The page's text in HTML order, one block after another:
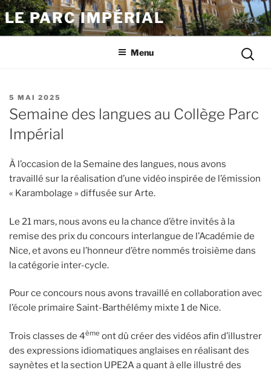
Aller
au
contenu
LE PARC IMPÉRIAL
Menu
pour
PUBLIÉ
LE
5 MAI 2025
Semaine des langues au Collège Parc
Impérial
À l’occasion de la Semaine des langues, nous avons
travaillé sur la réalisation d’une vidéo inspirée de l’émission
« Karambolage » diffusée sur Arte.
Le 21 mars, nous avons eu la chance d’être invités à la
remise des prix du concours interlangue de l’Académie de
Nice, et avons eu l’honneur d’être nommés troisième dans
la catégorie inter-cycle.
Pour ce concours nous avons travaillé en collaboration avec
l’école primaire Saint-Barthélémy mixte 1 de Nice.
Trois classes de 4ème ont dû créer des vidéos afin d’illustrer
des expressions idiomatiques anglaises en réalisant des
saynètes et la section UPE2A a quant à elle illustré des